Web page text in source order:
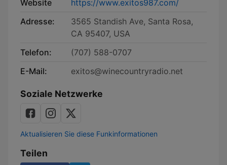
Website
https://www.exitos987.com/
Adresse:
3565 Standish Ave, Santa Rosa,
CA 95407, USA
Telefon:
(707) 588-0707
E-Mail:
exitos@winecountryradio.net
Soziale Netzwerke
Aktualisieren Sie diese Funkinformationen
Teilen